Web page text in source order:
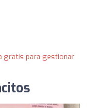
gratis para gestionar